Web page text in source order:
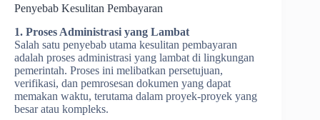
Penyebab Kesulitan Pembayaran
1. Proses Administrasi yang Lambat
Salah satu penyebab utama kesulitan pembayaran
adalah proses administrasi yang lambat di lingkungan
pemerintah. Proses ini melibatkan persetujuan,
verifikasi, dan pemrosesan dokumen yang dapat
memakan waktu, terutama dalam proyek-proyek yang
besar atau kompleks.